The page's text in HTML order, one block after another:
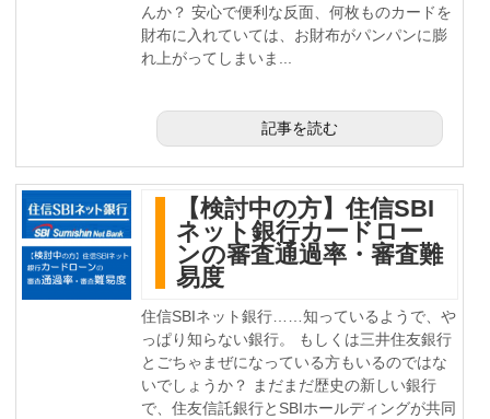
んか？ 安心で便利な反面、何枚ものカードを
財布に入れていては、お財布がパンパンに膨
れ上がってしまいま...
記事を読む
【検討中の方】住信SBI
ネット銀行カードロー
ンの審査通過率・審査難
易度
住信SBIネット銀行……知っているようで、や
っぱり知らない銀行。 もしくは三井住友銀行
とごちゃまぜになっている方もいるのではな
いでしょうか？ まだまだ歴史の新しい銀行
で、住友信託銀行とSBIホールディングが共同